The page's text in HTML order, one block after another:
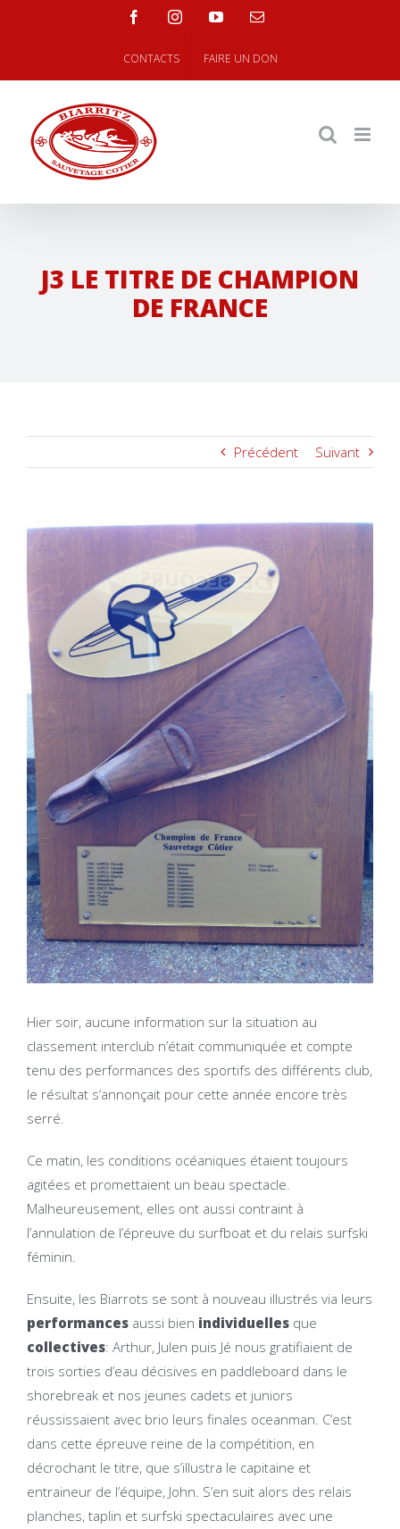
facebookinstagramyoutubeEmail
CONTACTS FAIRE UN DON
J3 LE TITRE DE CHAMPION
DE FRANCE
Précédent Suivant
Voir
agrandie
Hier soir, aucune information sur la situation au
classement interclub n’était communiquée et compte
tenu des performances des sportifs des différents club,
le résultat s’annonçait pour cette année encore très
serré.
Ce matin, les conditions océaniques étaient toujours
agitées et promettaient un beau spectacle.
Malheureusement, elles ont aussi contraint à
l’annulation de l’épreuve du surfboat et du relais surfski
féminin.
Ensuite, les Biarrots se sont à nouveau illustrés via leurs
performances aussi bien individuelles que
collectives: Arthur, Julen puis Jé nous gratifiaient de
trois sorties d’eau décisives en paddleboard dans le
shorebreak et nos jeunes cadets et juniors
réussissaient avec brio leurs finales oceanman. C’est
dans cette épreuve reine de la compétition, en
décrochant le titre, que s’illustra le capitaine et
entraineur de l’équipe, John. S’en suit alors des relais
planches, taplin et surfski spectaculaires avec une